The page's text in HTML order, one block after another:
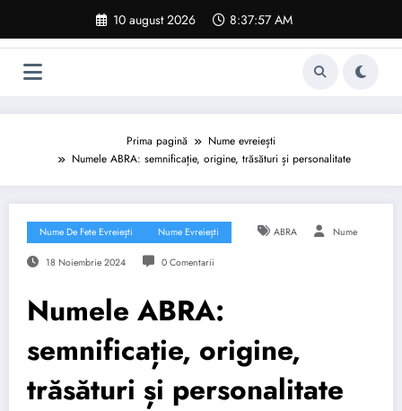
conținut
10 august 2026 8:37:58 AM
Prima pagină
Nume evreiești
Numele ABRA: semnificație, origine, trăsături și personalitate
Nume De Fete Evreiești Nume Evreiești ABRA Nume
18 Noiembrie 2024 0 Comentarii
Numele ABRA:
semnificație, origine,
trăsături și personalitate